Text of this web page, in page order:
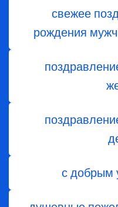
свежее
рождения
с добрым